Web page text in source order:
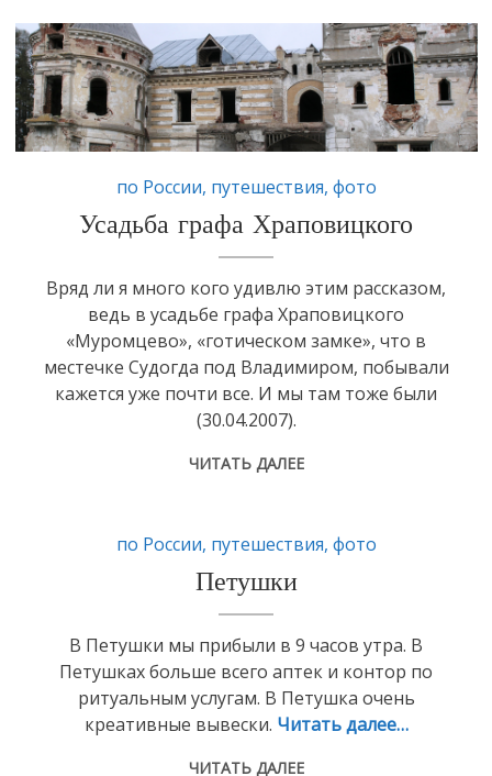
по России, путешествия, фото
Усадьба графа Храповицкого
Вряд ли я много кого удивлю этим рассказом,
ведь в усадьбе графа Храповицкого
«Муромцево», «готическом замке», что в
местечке Судогда под Владимиром, побывали
кажется уже почти все. И мы там тоже были
(30.04.2007).
ЧИТАТЬ ДАЛЕЕ
по России, путешествия, фото
Петушки
В Петушки мы прибыли в 9 часов утра. В
Петушках больше всего аптек и контор по
ритуальным услугам. В Петушка очень
креативные вывески. Читать далее…
ЧИТАТЬ ДАЛЕЕ